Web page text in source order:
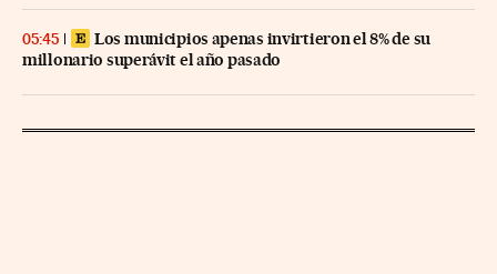
05:45
Los municipios apenas invirtieron el 8% de su
millonario superávit el año pasado